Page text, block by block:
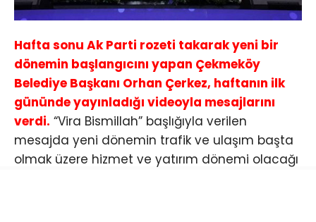
Hafta sonu Ak Parti rozeti takarak yeni bir
dönemin başlangıcını yapan Çekmeköy
Belediye Başkanı Orhan Çerkez, haftanın ilk
gününde yayınladığı videoyla mesajlarını
verdi. “Vira Bismillah” başlığıyla verilen
mesajda yeni dönemin trafik ve ulaşım başta
olmak üzere hizmet ve yatırım dönemi olacağı